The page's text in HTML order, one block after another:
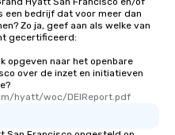
along the way
ensuring there is
Different Types of
experiences offer the
several renowned
convenient outing,
bedrijf dat voor meer dan
Zo ja, geef aan als welke van
gecertificeerd:
opgeven naar het openbare
over de inzet en initiatieven
hyatt/woc/DEIReport.pdf